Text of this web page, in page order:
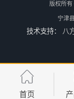
延安铸造过滤
版权所有
宁津
技术支持： 八
首页